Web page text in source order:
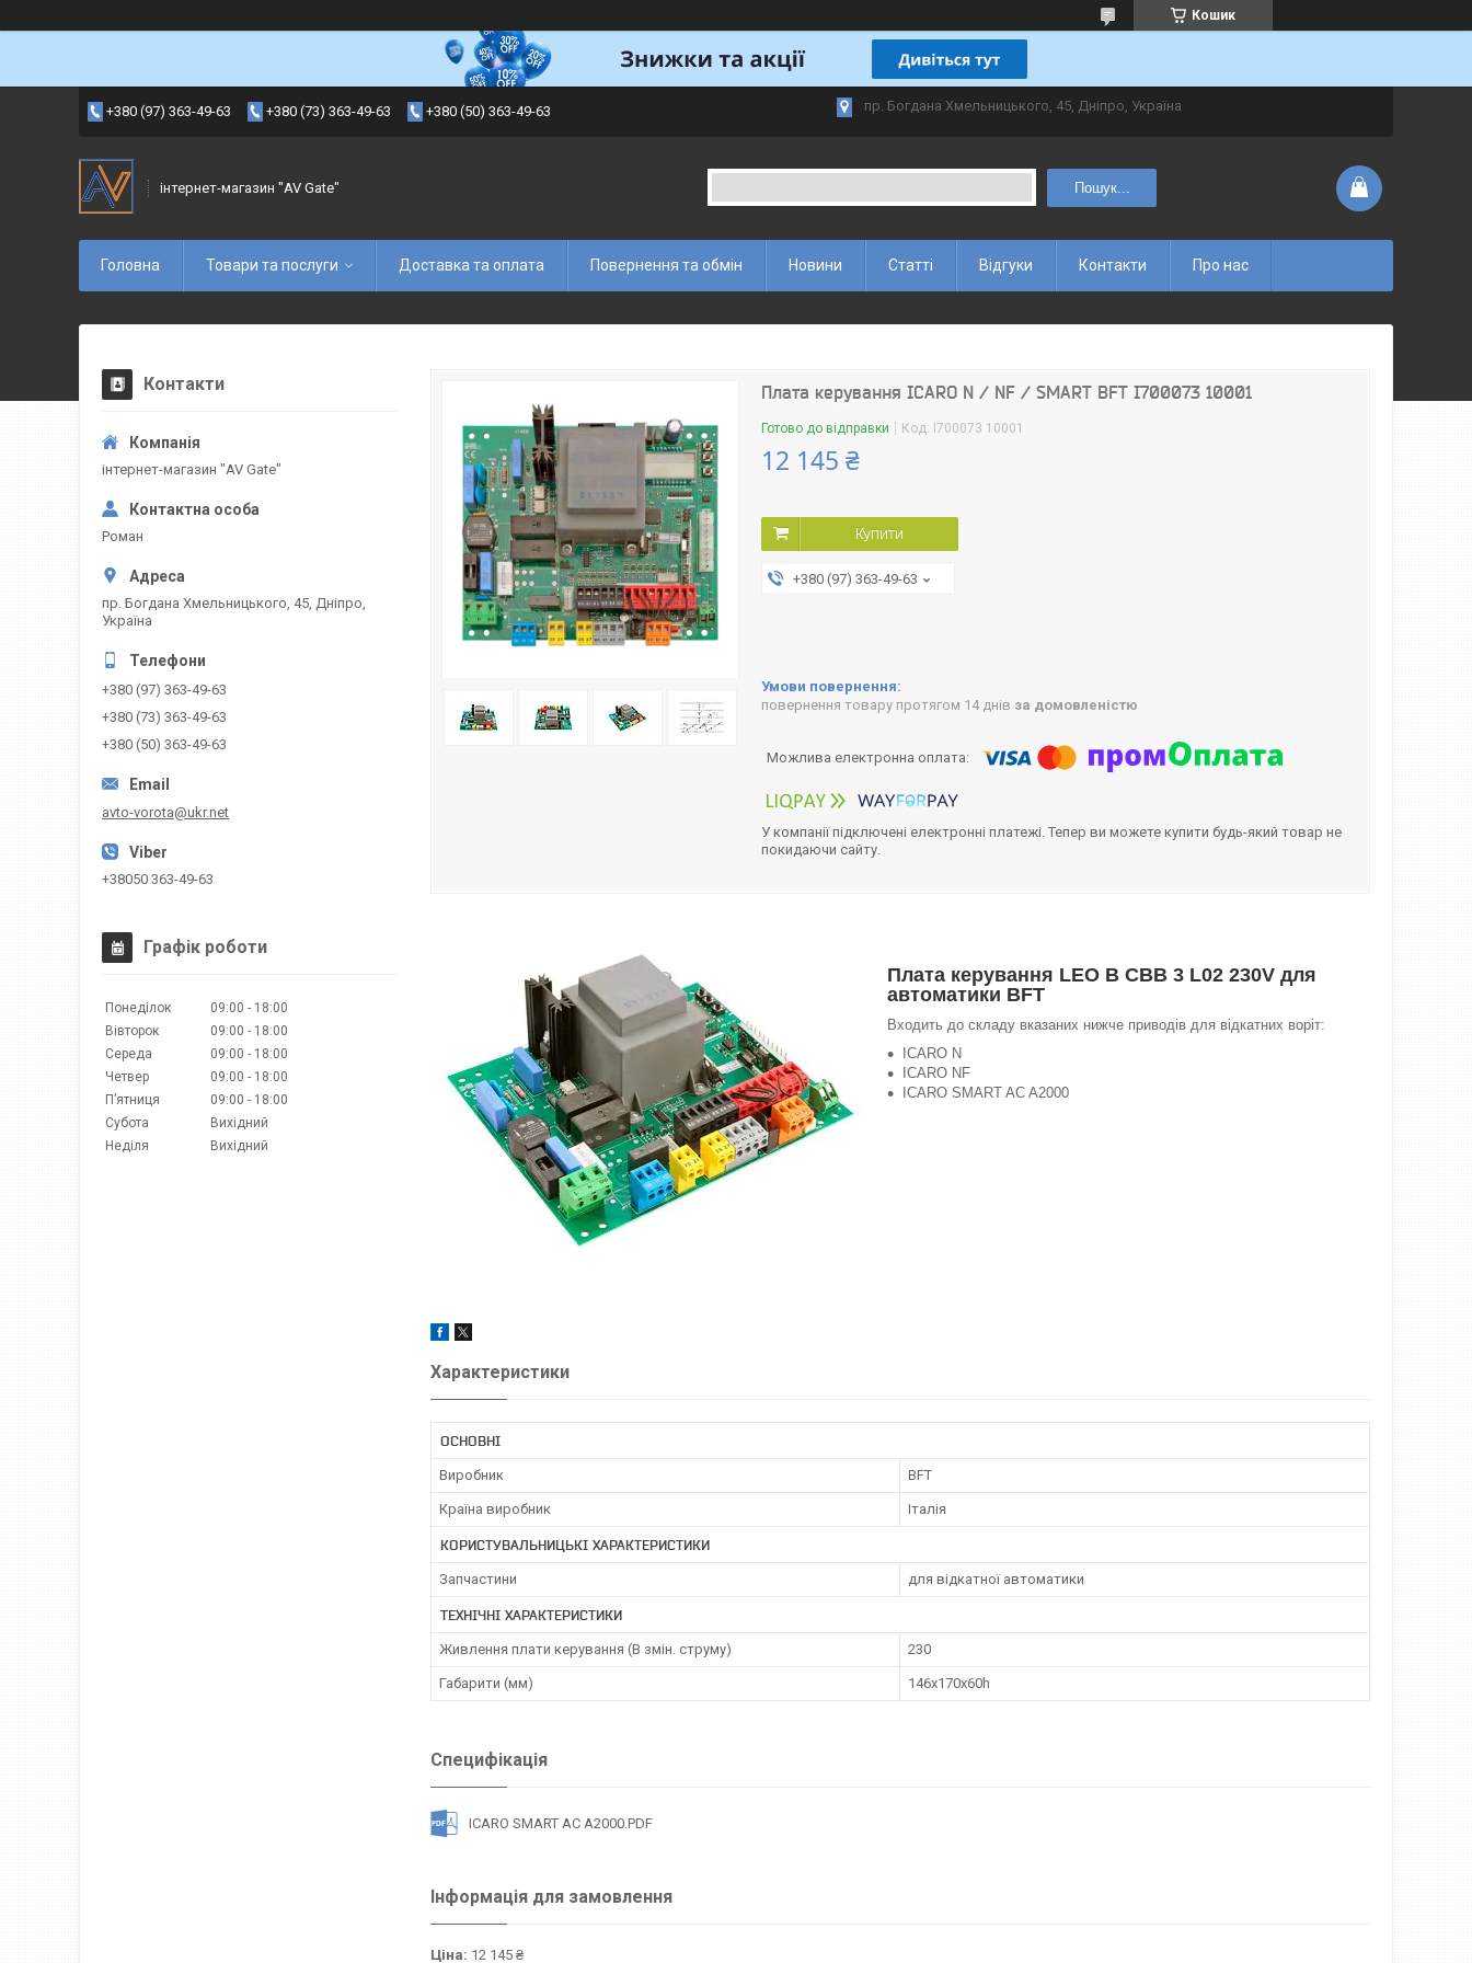
Кошик
+380 (97) 363-49-63 +380 (73) 363-49-63 +380 (50) 363-49-63 пр. Богдана Хмельницького, 45, Дніпро, Україна
інтернет-магазин "AV Gate" Пошук...
Головна Товари та послуги Доставка та оплата Повернення та обмін Новини Статті Відгуки Контакти Про нас
Плата керування ICARO N / NF / SMART BFT I700073 10001
Готово до відправки Код: I700073 10001
12 145 ₴
Купити
+380 (97) 363-49-63
повернення товару протягом 14 днів за домовленістю
У компанії підключені електронні платежі. Тепер ви можете купити будь-який товар не
покидаючи сайту.
Плата керування LEO B CBB 3 L02 230V для
автоматики BFT
Входить до складу вказаних нижче приводів для відкатних воріт:
ICARO N
ICARO NF
ICARO SMART AC A2000
Характеристики
ОСНОВНІ
Виробник BFT
Країна виробник Італія
КОРИСТУВАЛЬНИЦЬКІ ХАРАКТЕРИСТИКИ
Запчастини для відкатної автоматики
ТЕХНІЧНІ ХАРАКТЕРИСТИКИ
Живлення плати керування (В змін. струму) 230
Габарити (мм) 146х170х60h
Специфікація
ICARO SMART AC A2000.PDF
Інформація для замовлення
Ціна: 12 145 ₴
Контакти
інтернет-магазин "AV Gate"
Роман
пр. Богдана Хмельницького, 45, Дніпро,
Україна
+380 (97) 363-49-63
+380 (73) 363-49-63
+380 (50) 363-49-63
avto-vorota@ukr.net
+38050 363-49-63
Графік роботи
Понеділок 09:00
18:00
Вівторок
09:00
18:00
Середа
09:00
18:00
Четвер
09:00
18:00
Пʼятниця
09:00
18:00
Субота
Вихідний
Неділя
Вихідний